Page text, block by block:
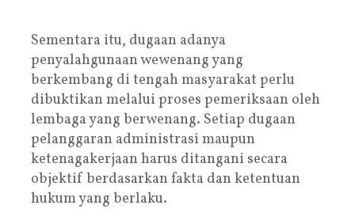
Sementara itu, dugaan adanya
penyalahgunaan wewenang yang
berkembang di tengah masyarakat perlu
dibuktikan melalui proses pemeriksaan oleh
lembaga yang berwenang. Setiap dugaan
pelanggaran administrasi maupun
ketenagakerjaan harus ditangani secara
objektif berdasarkan fakta dan ketentuan
hukum yang berlaku.